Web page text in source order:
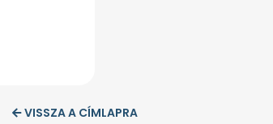
VISSZA A CÍMLAPRA